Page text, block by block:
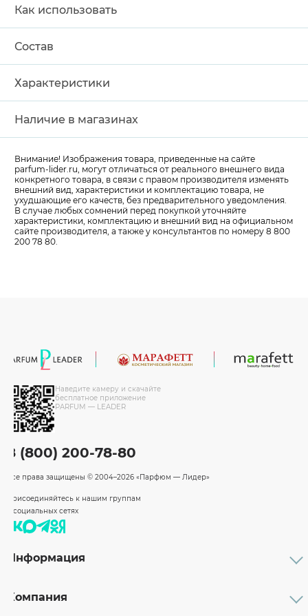
Как использовать
Состав
Характеристики
Наличие в магазинах
Внимание! Изображения товара, приведенные на сайте
parfum-lider.ru, могут отличаться от реального внешнего вида
конкретного товара, в связи с правом производителя изменять
внешний вид, характеристики и комплектацию товара, не
ухудшающие его качеств, без предварительного уведомления.
В случае любых сомнений перед покупкой уточняйте
характеристики, комплектацию и внешний вид на официальном
сайте производителя, а также у консультантов по номеру 8 800
200 78 80.
Наведите камеру и скачайте
бесплатное приложение
PARFUM — LEADER
8 (800) 200-78-80
Все права защищены © 2004–2026 «Парфюм — Лидер»
Присоединяйтесь к нашим группам
в социальных сетях
Информация
Бренды
Компания